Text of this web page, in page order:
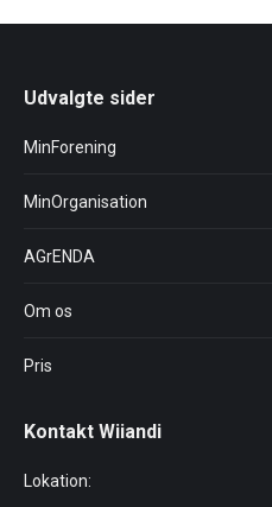
Udvalgte sider
MinForening
MinOrganisation
AGrENDA
Om os
Pris
Kontakt Wiiandi
Lokation: